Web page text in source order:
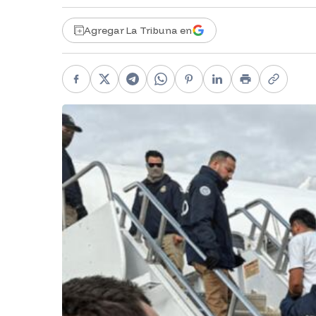
Agregar La Tribuna en
Facebook
X TelegramWhatsApp
PinterestLinkedIn
PrintCopy